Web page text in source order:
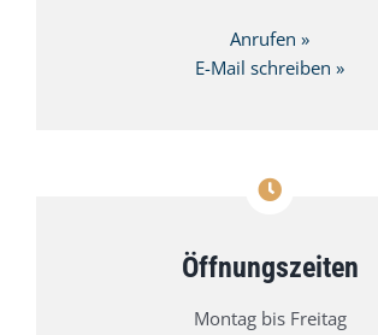
Anrufen »
E-Mail schreiben »
Öffnungszeiten
Montag bis Freitag